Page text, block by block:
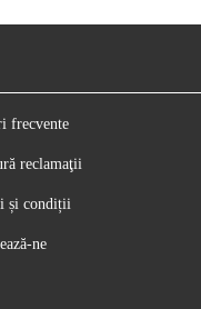
frecvente
reclamaţii
și condiții
ne